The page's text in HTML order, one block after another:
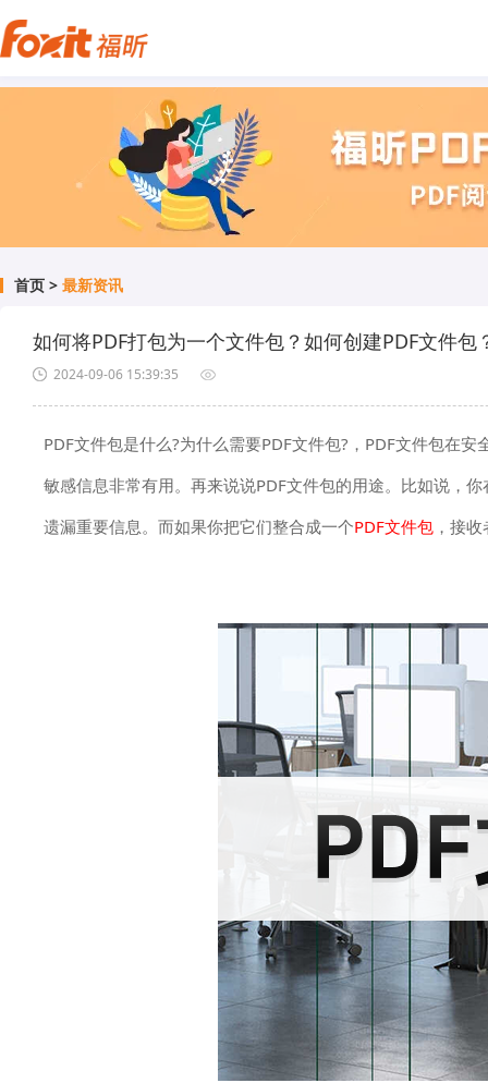
首页 > 最新资讯
如何将PDF打包为一个文件包？如何创建PDF文件包
2024-09-06 15:39:35
PDF文件包是什么?为什么需要PDF文件包?，PDF文件包在
敏感信息非常有用。再来说说PDF文件包的用途。比如说，
遗漏重要信息。而如果你把它们整合成一个PDF文件包 ，接